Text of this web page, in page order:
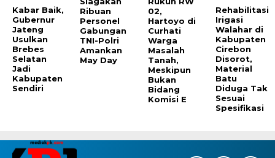
Kabar Baik,
Gubernur
Jateng
Usulkan
Brebes
Selatan
Jadi
Kabupaten
Sendiri
Ribuan
Personel
Gabungan
TNI-Polri
Amankan
May Day
02,
Hartoyo di
Curhati
Warga
Masalah
Tanah,
Meskipun
Bukan
Bidang
Komisi E
Rehabilitasi
Irigasi
Walahar di
Kabupaten
Cirebon
Disorot,
Material
Batu
Diduga Tak
Sesuai
Spesifikasi